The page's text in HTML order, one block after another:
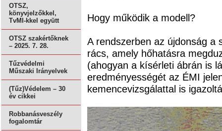
OTSZ,
könyvjelzőkkel,
TvMI-kkel együtt
OTSZ szakértőknek
– 2025. 7. 28.
Tűzvédelmi
Műszaki Irányelvek
(Tűz)Védelem – 30
év cikkei
Robbanásveszély
fogalomtár
Hogy működik a modell?
A rendszerben az újdonság a
rács, amely hőhatásra
(ahogyan a kísérleti ábrán is
eredményességét az ÉMI
kemencevizsgálattal is